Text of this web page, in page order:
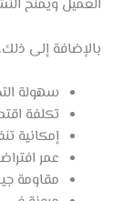
بالإضافة إلى
سهولة
تكلفة
إمكانية
عمر
مقاومة